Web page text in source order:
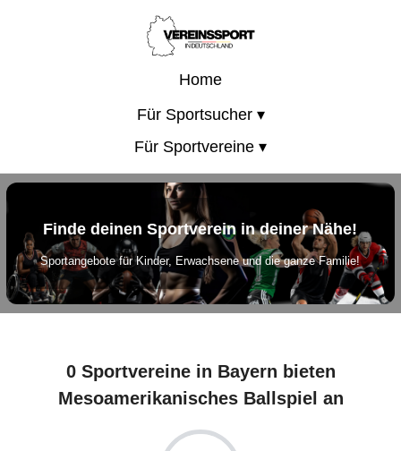
Home
Für Sportsucher ▾
Für Sportvereine ▾
Finde deinen Sportverein in deiner Nähe!
Sportangebote für Kinder, Erwachsene und die ganze Familie!
0 Sportvereine in Bayern bieten
Mesoamerikanisches Ballspiel an